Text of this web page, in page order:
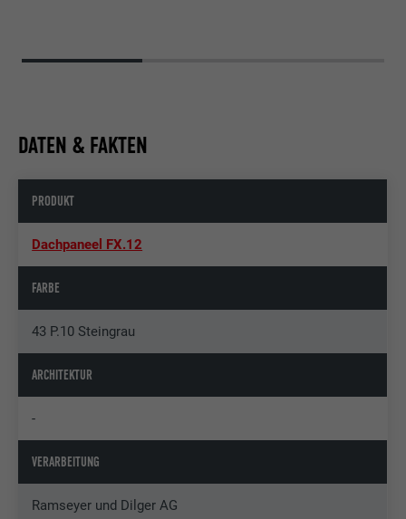
DATEN & FAKTEN
PRODUKT
Dachpaneel FX.12
FARBE
43 P.10 Steingrau
ARCHITEKTUR
-
VERARBEITUNG
Ramseyer und Dilger AG